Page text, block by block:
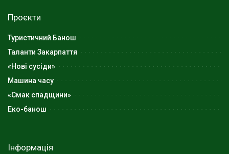
Проєкти
Туристичний Банош
Таланти Закарпаття
«Нові сусіди»
Машина часу
«Смак спадщини»
Еко-банош
Інформація